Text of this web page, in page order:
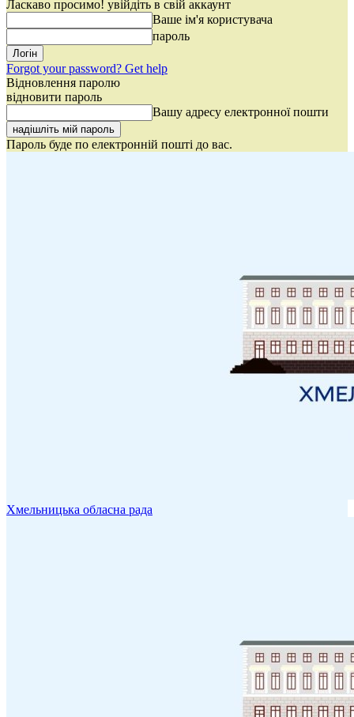
Ласкаво просимо! увійдіть в свій аккаунт
Ваше ім'я користувача
пароль
Forgot your password? Get help
Відновлення паролю
відновити пароль
Вашу адресу електронної пошти
Пароль буде по електронній пошті до вас.
Хмельницька обласна рада